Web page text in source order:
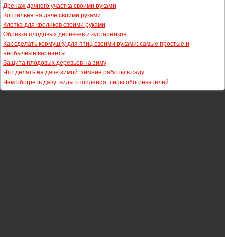
Дренаж дачного участка своими руками
Коптильня на даче своими руками
Клетка для кроликов своими руками
Обрезка плодовых деревьев и кустарников
Как сделать кормушку для птиц своими руками: самые простые и
необычные варианты
Защита плодовых деревьев на зиму
Что делать на даче зимой: зимние работы в саду
Чем обогреть дачу: виды отопления, типы обогревателей